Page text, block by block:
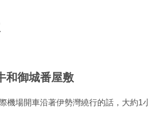
和御城番屋敷
機場開車沿著伊勢灣繞行的話，大約1